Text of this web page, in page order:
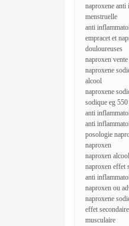
naproxene anti
menstruelle
anti
empracet et
douloureuses
naproxen
naproxene
alcool
naproxene
sodique eg
anti
anti
posologie
naproxen
naproxen
naproxen effet
anti
naproxen ou
naproxene
effet
musculaire